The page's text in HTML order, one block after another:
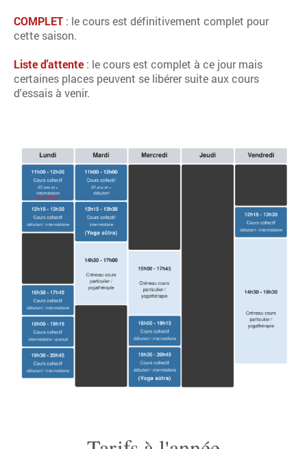
COMPLET : le cours est définitivement complet pour
cette saison.
Liste d'attente : le cours est complet à ce jour mais
certaines places peuvent se libérer suite aux cours
d'essais à venir.